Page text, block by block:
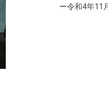
ー令和4年11